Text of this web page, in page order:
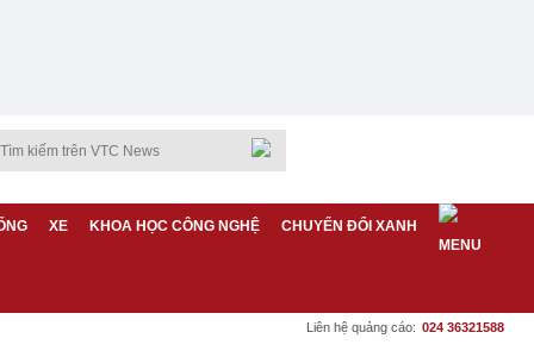
XE KHOA HỌC CÔNG NGHỆ CHUYỂN ĐỔI XANH
Liên hệ quảng cáo: 024 36321588